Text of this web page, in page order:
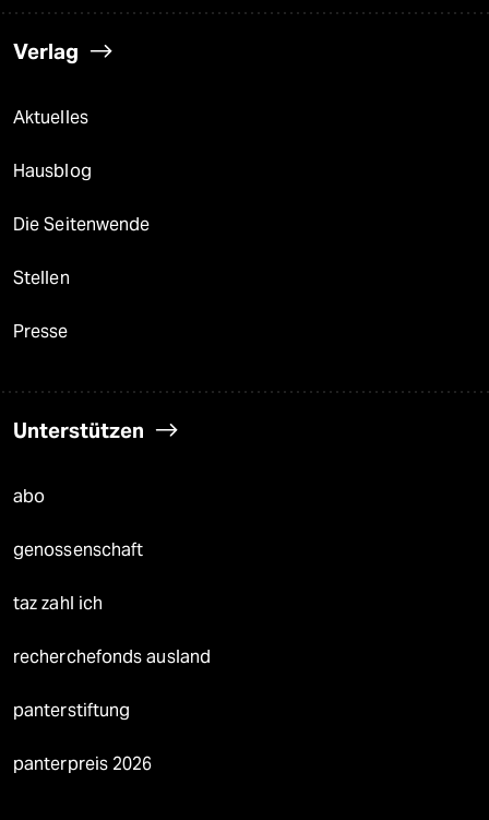
Verlag
Aktuelles
Hausblog
Die Seitenwende
Stellen
Presse
Unterstützen
abo
genossenschaft
taz zahl ich
recherchefonds ausland
panterstiftung
panterpreis 2026